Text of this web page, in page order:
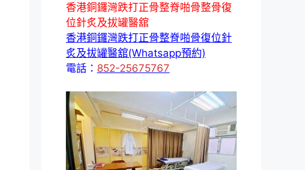
香港銅鑼灣跌打正骨整脊啪骨整骨復
位針炙及拔罐醫舘
香港銅鑼灣跌打正骨整脊啪骨復位針
炙及拔罐醫舘(Whatsapp預約)
電話： 852-25675767